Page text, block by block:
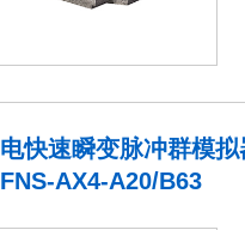
电快速瞬变脉冲群模拟
FNS-AX4-A20/B63